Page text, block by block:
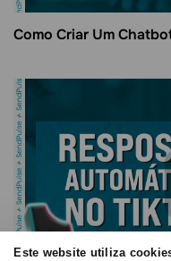
Este website utiliza
Como Criar Um